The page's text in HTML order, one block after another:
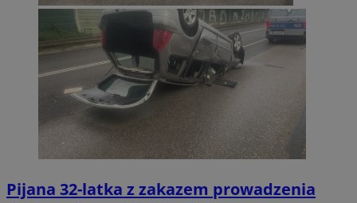
Pijana 32-latka z zakazem prowadzenia